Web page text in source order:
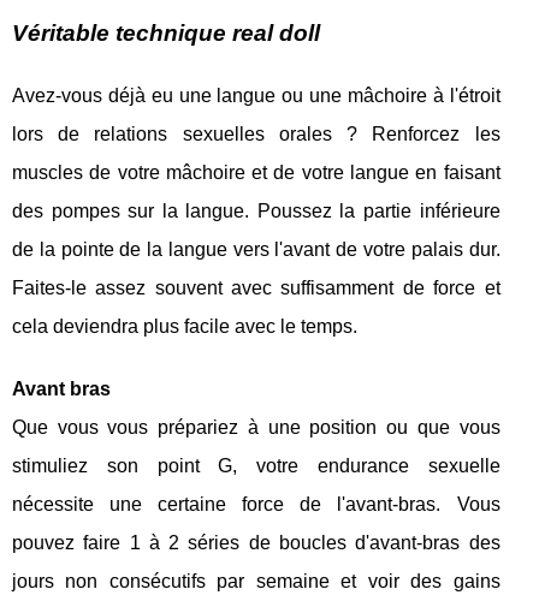
Véritable technique real doll
Avez-vous déjà eu une langue ou une mâchoire à l'étroit
lors de relations sexuelles orales ? Renforcez les
muscles de votre mâchoire et de votre langue en faisant
des pompes sur la langue. Poussez la partie inférieure
de la pointe de la langue vers l'avant de votre palais dur.
Faites-le assez souvent avec suffisamment de force et
cela deviendra plus facile avec le temps.
Avant bras
Que vous vous prépariez à une position ou que vous
stimuliez son point G, votre endurance sexuelle
nécessite une certaine force de l'avant-bras. Vous
pouvez faire 1 à 2 séries de boucles d'avant-bras des
jours non consécutifs par semaine et voir des gains